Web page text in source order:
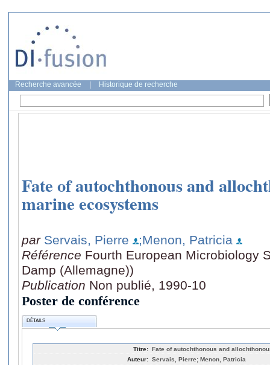
Recherche avancée Historique de recherche
Fate of autochthonous and
marine ecosystems
par Servais, Pierre
;Menon, Patricia
Référence Fourth European Microbiology
Damp (Allemagne))
Publication Non publié, 1990-10
Poster de conférence
DÉTAILS
Titre: Fate of autochthonous and
Auteur: Servais, Pierre; Menon, Patricia